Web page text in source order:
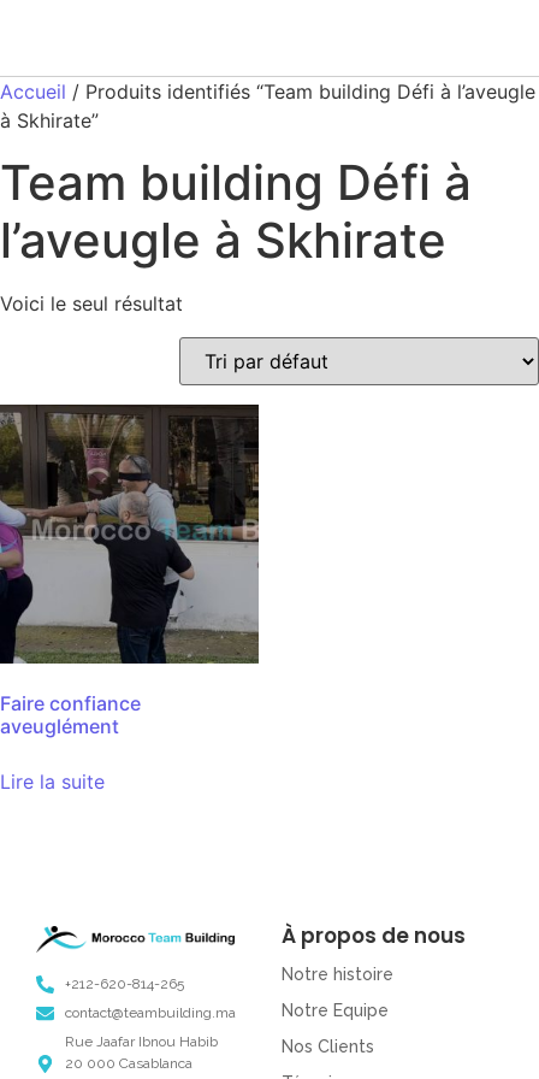
Accueil / Produits identifiés “Team building Défi à l’aveugle
à Skhirate”
Team building Défi à
l’aveugle à Skhirate
Voici le seul résultat
Faire confiance
aveuglément
Lire la suite
+212-620-814-265
contact@teambuilding.ma
Rue Jaafar Ibnou Habib
20 000 Casablanca
À propos de nous
Notre histoire
Notre Equipe
Nos Clients